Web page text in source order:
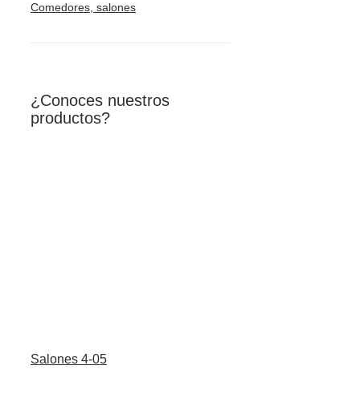
Comedores, salones
¿Conoces nuestros
productos?
Salones 4-05